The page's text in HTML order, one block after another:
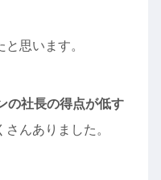
思います。
の社長の得点が低す
さんありました。